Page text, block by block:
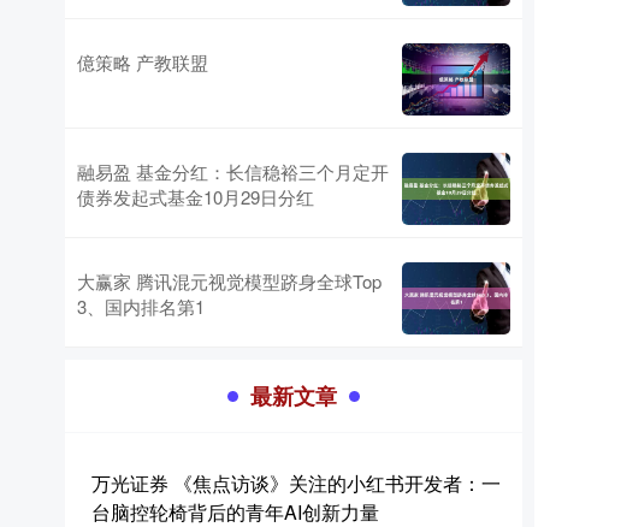
億策略 产教联盟
融易盈 基金分红：长信稳裕三个月定开
债券发起式基金10月29日分红
大赢家 腾讯混元视觉模型跻身全球Top
3、国内排名第1
最新文章
万光证券 《焦点访谈》关注的小红书开发者：一
台脑控轮椅背后的青年AI创新力量